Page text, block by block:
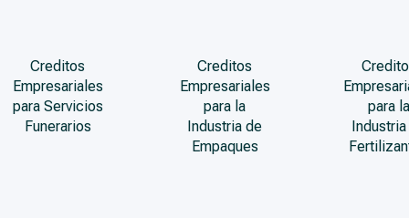
Creditos
Empresariales
para Servicios
Funerarios
Creditos
Empresariales
para la
Industria de
Empaques
para la